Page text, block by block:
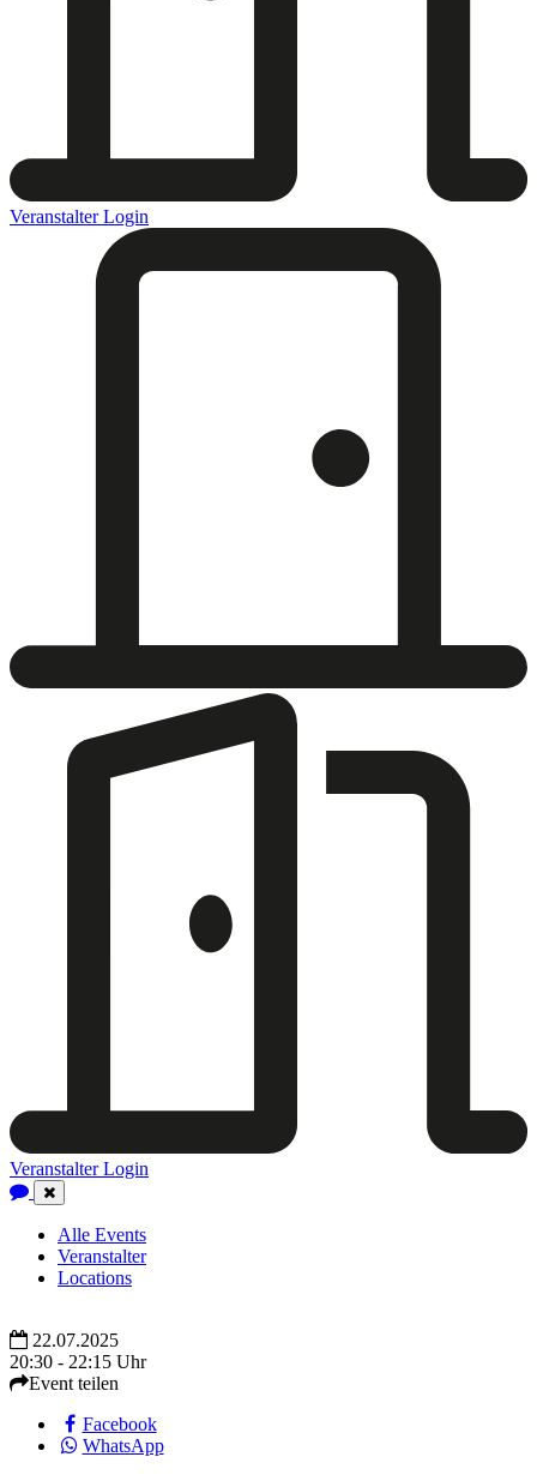
Veranstalter Login
Veranstalter Login
Close
Navigation
Alle Events
Veranstalter
Locations
22.07.2025
20:30 - 22:15 Uhr
Event teilen
Facebook
WhatsApp